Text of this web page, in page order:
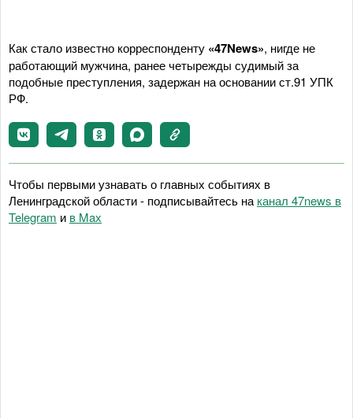
Как стало известно корреспонденту «47News», нигде не
работающий мужчина, ранее четырежды судимый за
подобные преступления, задержан на основании ст.91 УПК
РФ.
Чтобы первыми узнавать о главных событиях в
Ленинградской области - подписывайтесь на канал 47news в
Telegram и в Maх